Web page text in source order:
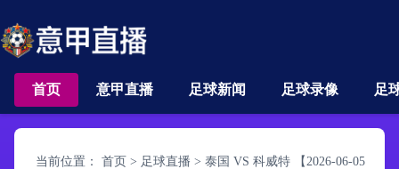
首页 意甲直播 足球新闻 足球录像 足
当前位置： 首页 > 足球直播 > 泰国 VS 科威特 【2026-06-05